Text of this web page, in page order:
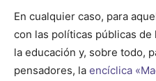
En cualquier caso, para
con las políticas públicas
la educación y, sobre todo,
pensadores, la encíclica